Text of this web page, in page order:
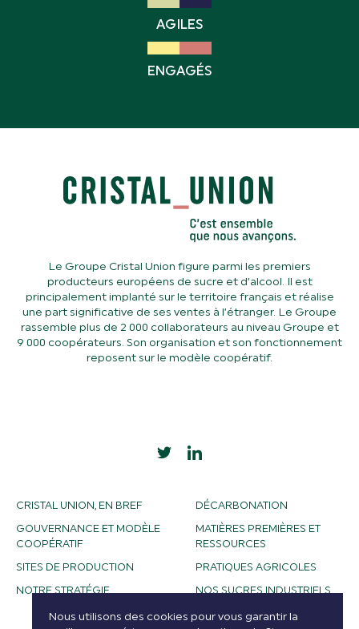
AGILES
ENGAGÉS
Le Groupe Cristal Union figure parmi les premiers
producteurs européens de sucre et d’alcool. Il est
principalement implanté sur le territoire français et réalise
une part significative de ses ventes à l’étranger. Le Groupe
rassemble plus de 2 000 collaborateurs au niveau Groupe et
9 000 coopérateurs. Son organisation et son fonctionnement
reposent sur le modèle coopératif.
CRISTAL UNION, EN BREF
GOUVERNANCE ET MODÈLE
COOPÉRATIF
SITES DE PRODUCTION
NOTRE STRATÉGIE
DÉCARBONATION
MATIÈRES PREMIÈRES ET
RESSOURCES
PRATIQUES AGRICOLES
NOS SUCRES INDUSTRIELS
NOS ALCOOLS
Nous utilisons des cookies pour vous garantir la